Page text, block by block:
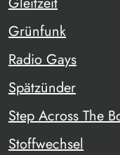
Grünfunk
Radio Gays
Spätzünder
Step Across The
Stoffwechsel